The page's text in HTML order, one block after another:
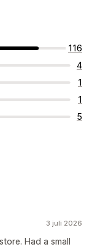
116
4
1
1
5
3 juli 2026
Had a small